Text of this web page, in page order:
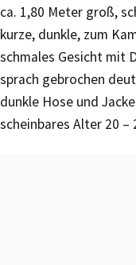
ca. 1,80 Meter groß,
kurze, dunkle, zum
schmales Gesicht mit
sprach gebrochen
dunkle Hose und Jacke
scheinbares Alter 20 –